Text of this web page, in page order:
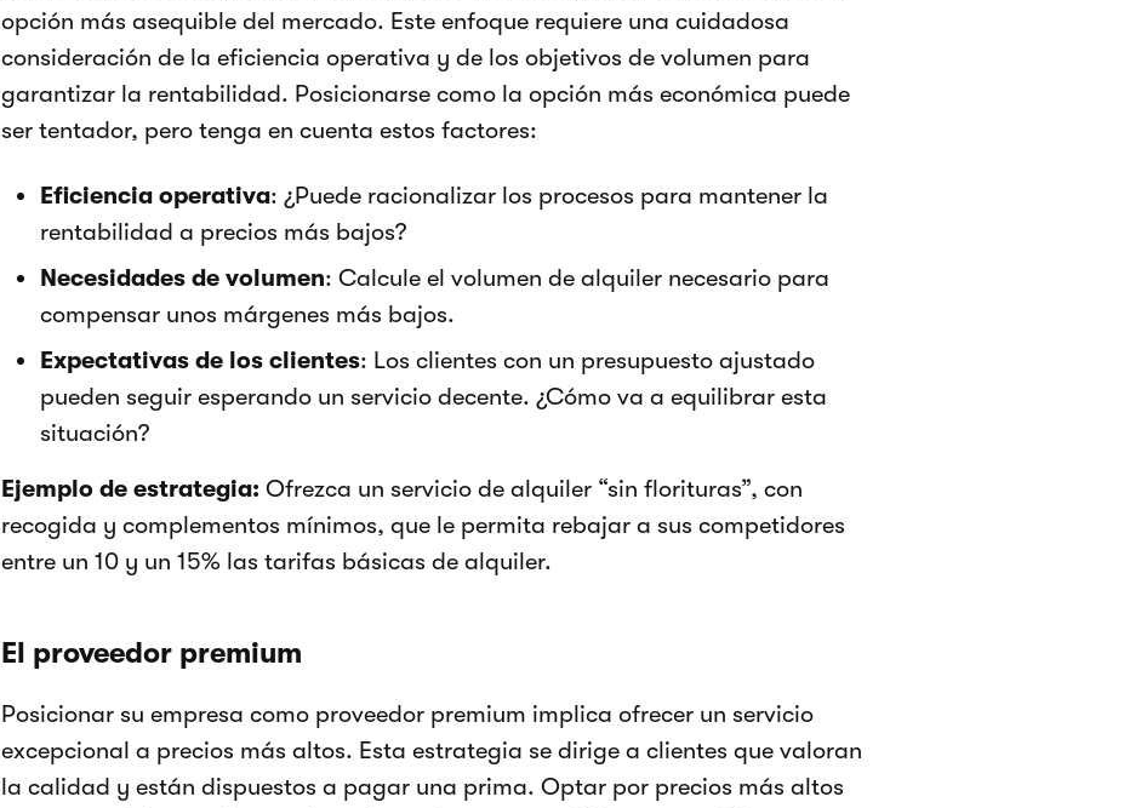
opción más asequible del mercado. Este enfoque requiere una cuidadosa
consideración de la eficiencia operativa y de los objetivos de volumen para
garantizar la rentabilidad. Posicionarse como la opción más económica puede
ser tentador, pero tenga en cuenta estos factores:
Eficiencia operativa: ¿Puede racionalizar los procesos para mantener la
rentabilidad a precios más bajos?
Necesidades de volumen: Calcule el volumen de alquiler necesario para
compensar unos márgenes más bajos.
Expectativas de los clientes: Los clientes con un presupuesto ajustado
pueden seguir esperando un servicio decente. ¿Cómo va a equilibrar esta
situación?
Ejemplo de estrategia: Ofrezca un servicio de alquiler “sin florituras”, con
recogida y complementos mínimos, que le permita rebajar a sus competidores
entre un 10 y un 15% las tarifas básicas de alquiler.
El proveedor premium
Posicionar su empresa como proveedor premium implica ofrecer un servicio
excepcional a precios más altos. Esta estrategia se dirige a clientes que valoran
la calidad y están dispuestos a pagar una prima. Optar por precios más altos